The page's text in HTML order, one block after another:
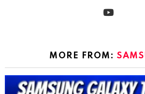
MORE FROM: